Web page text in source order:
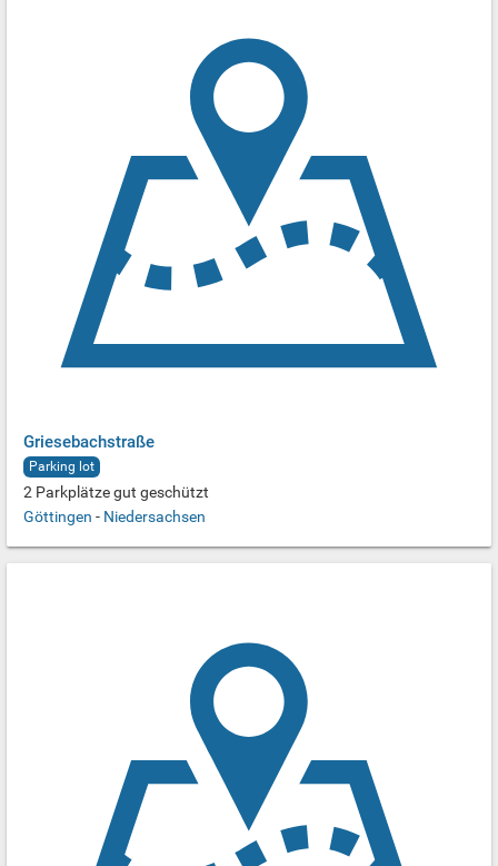
Griesebachstraße
Parking lot
2 Parkplätze gut geschützt
Göttingen - Niedersachsen